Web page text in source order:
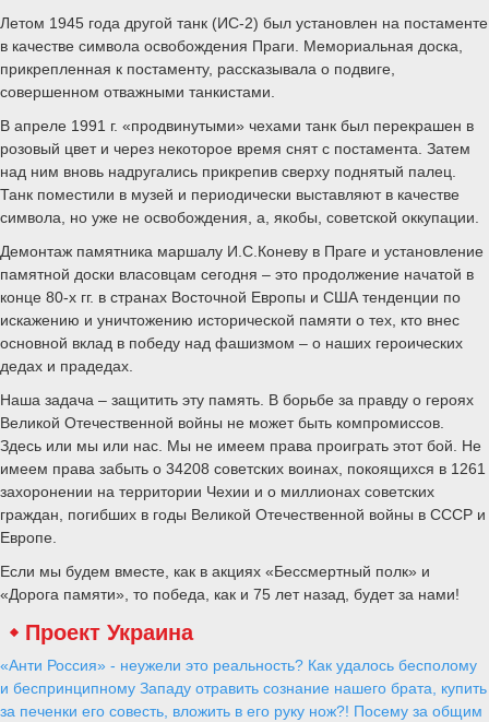
Летом 1945 года другой танк (ИС-2) был установлен на постаменте
в качестве символа освобождения Праги. Мемориальная доска,
прикрепленная к постаменту, рассказывала о подвиге,
совершенном отважными танкистами.
В апреле 1991 г. «продвинутыми» чехами танк был перекрашен в
розовый цвет и через некоторое время снят с постамента. Затем
над ним вновь надругались прикрепив сверху поднятый палец.
Танк поместили в музей и периодически выставляют в качестве
символа, но уже не освобождения, а, якобы, советской оккупации.
Демонтаж памятника маршалу И.С.Коневу в Праге и установление
памятной доски власовцам сегодня – это продолжение начатой в
конце 80-х гг. в странах Восточной Европы и США тенденции по
искажению и уничтожению исторической памяти о тех, кто внес
основной вклад в победу над фашизмом – о наших героических
дедах и прадедах.
Наша задача – защитить эту память. В борьбе за правду о героях
Великой Отечественной войны не может быть компромиссов.
Здесь или мы или нас. Мы не имеем права проиграть этот бой. Не
имеем права забыть о 34208 советских воинах, покоящихся в 1261
захоронении на территории Чехии и о миллионах советских
граждан, погибших в годы Великой Отечественной войны в СССР и
Европе.
Если мы будем вместе, как в акциях «Бессмертный полк» и
«Дорога памяти», то победа, как и 75 лет назад, будет за нами!
Проект Украина
«Анти Россия» - неужели это реальность? Как удалось бесполому
и беспринципному Западу отравить сознание нашего брата, купить
за печенки его совесть, вложить в его руку нож?! Посему за общим